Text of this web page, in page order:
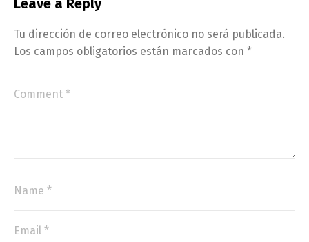
Tu dirección de correo electrónico no será publicada.
Los campos obligatorios están marcados con *